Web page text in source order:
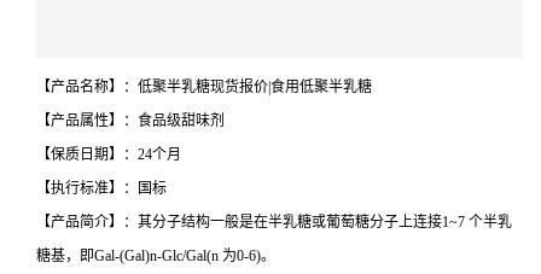
【产品名称】：低聚半乳糖现货报价|食用低聚半乳糖
【产品属性】：食品级甜味剂
【保质日期】：24个月
【执行标准】：国标
【产品简介】：其分子结构一般是在半乳糖或葡萄糖分子上连接1~7 个半乳
糖基，即Gal-(Gal)n-Glc/Gal(n 为0-6)。